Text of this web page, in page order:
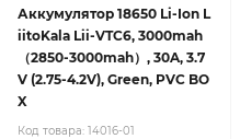
Аккумулятор 18650 Li-Ion L
iitoKala Lii-VTC6, 3000mah
（2850-3000mah）, 30A, 3.7
V (2.75-4.2V), Green, PVC BO
X
Код товара: 14016-01